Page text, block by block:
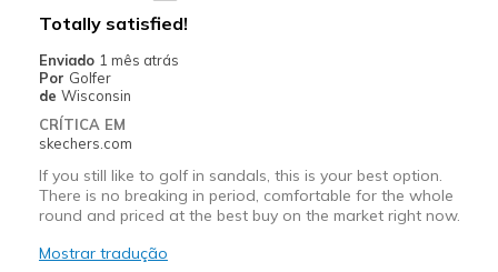
Melhores utilizações
Travel
Width
Totally satisfied!
Enviado 1 mês atrás
Por Golfer
de Wisconsin
CRÍTICA EM
skechers.com
If you still like to golf in sandals, this is your best option.
There is no breaking in period, comfortable for the whole
round and priced at the best buy on the market right now.
Mostrar tradução